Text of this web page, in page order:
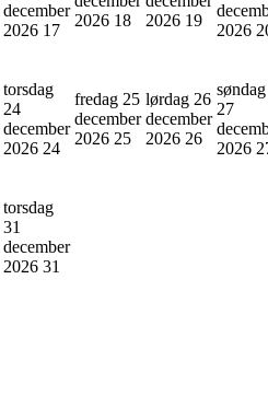
december
2026 17
2026 18
2026 19
2026
torsdag
24
december
2026 24
fredag 25
december
2026 25
lørdag 26
december
2026 26
søndag
27
2026
torsdag
31
december
2026 31